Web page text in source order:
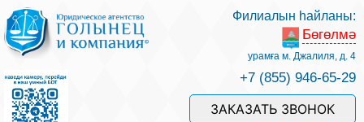
Беҙҙең белгестәр һәм хеҙмәттәр
Хеҙмәт хаҡын түләү
Филиалын һайланы:
Бөгөлмә
урамға м. Джалиля, д. 4
+7 (855) 946-65-29
ЗАКАЗАТЬ ЗВОНОК